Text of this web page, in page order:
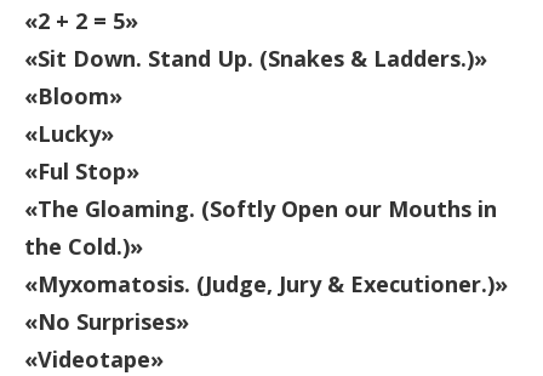
«2 + 2 = 5»
«Sit Down. Stand Up. (Snakes & Ladders.)»
«Bloom»
«Lucky»
«Ful Stop»
«The Gloaming. (Softly Open our Mouths in
the Cold.)»
«Myxomatosis. (Judge, Jury & Executioner.)»
«No Surprises»
«Videotape»